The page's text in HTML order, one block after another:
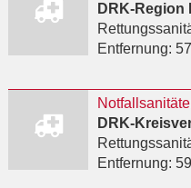
DRK-Region
Entfernung:
DRK-
Entfernung: